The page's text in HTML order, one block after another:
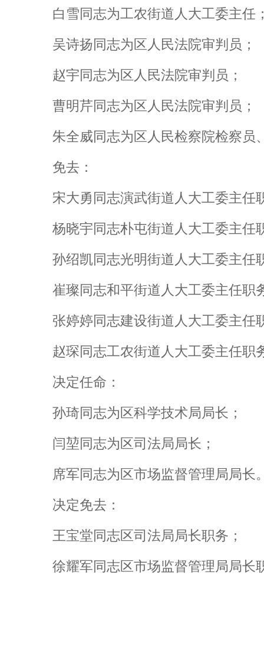
白雪同志为工农街道人大工委主任
吴诗扬同志为区人民法院审判员；
赵宇同志为区人民法院审判员；
曹明芹同志为区人民法院审判员；
朱全威同志为区人民检察院检察员
免去：
宋大勇同志演武街道人大工委主任
杨晓宇同志朴屯街道人大工委主任
孙绍凯同志光明街道人大工委主任
崔璨同志和平街道人大工委主任职
张婷婷同志建设街道人大工委主任
赵琛同志工农街道人大工委主任职
决定任命：
孙琦同志为区科学技术局局长；
闫堃同志为区司法局局长；
席军同志为区市场监督管理局局长
决定免去：
王宝堂同志区司法局局长职务；
徐耀军同志区市场监督管理局局长